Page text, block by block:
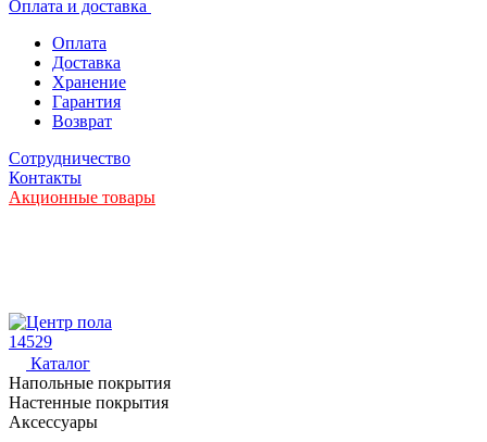
Оплата и доставка
Оплата
Доставка
Хранение
Гарантия
Возврат
Сотрудничество
Контакты
Акционные товары
14529
Каталог
Напольные покрытия
Настенные покрытия
Аксессуары